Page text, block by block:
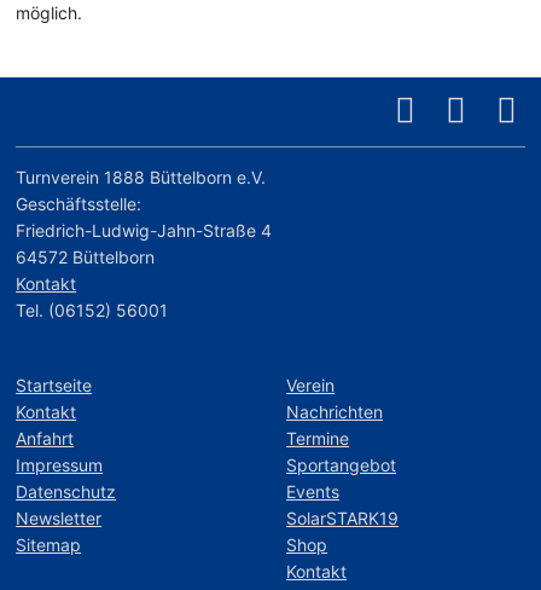
möglich.
Turnverein 1888 Büttelborn e.V.
Geschäftsstelle:
Friedrich-Ludwig-Jahn-Straße 4
64572 Büttelborn
Kontakt
Tel. (06152) 56001
Startseite
Kontakt
Anfahrt
Impressum
Datenschutz
Newsletter
Sitemap
Verein
Nachrichten
Termine
Sportangebot
Events
SolarSTARK19
Shop
Kontakt